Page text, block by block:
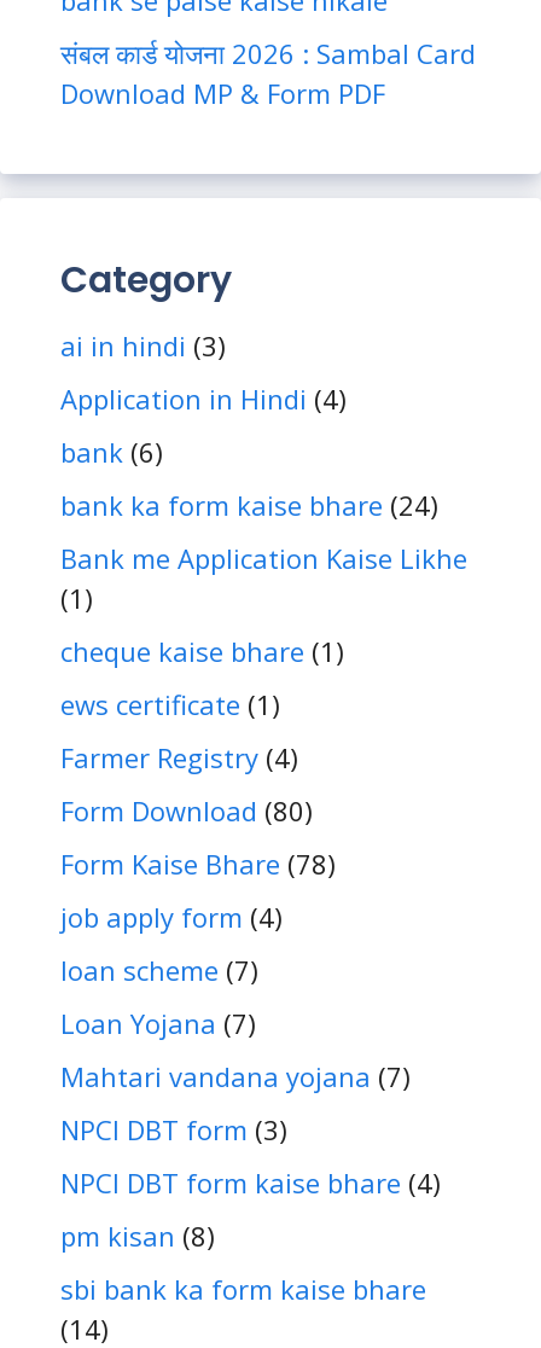
संबल कार्ड योजना 2026 : Sambal Card
Download MP & Form PDF
Category
ai in hindi (3)
Application in Hindi (4)
bank (6)
bank ka form kaise bhare (24)
Bank me Application Kaise Likhe
(1)
cheque kaise bhare (1)
ews certificate (1)
Farmer Registry (4)
Form Download (80)
Form Kaise Bhare (78)
job apply form (4)
loan scheme (7)
Loan Yojana (7)
Mahtari vandana yojana (7)
NPCI DBT form (3)
NPCI DBT form kaise bhare (4)
pm kisan (8)
sbi bank ka form kaise bhare
(14)